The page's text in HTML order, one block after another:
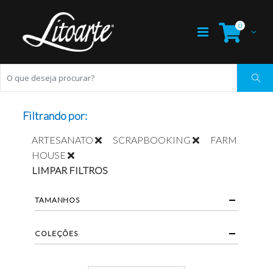
0
Filtrando por:
ARTESANATO SCRAPBOOKING
FARM
HOUSE
LIMPAR FILTROS
TAMANHOS
COLEÇÕES